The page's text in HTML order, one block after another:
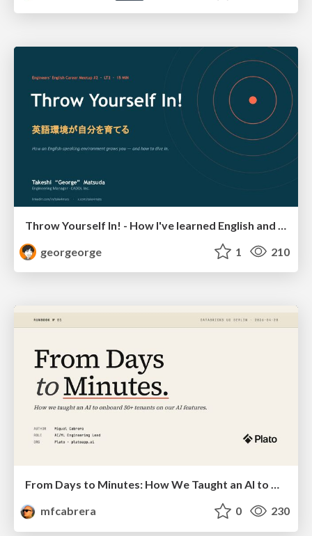
georgeorge
1 210
From Days to Minutes: How We Taught an AI to Onboard 50+ Tenants on our AI Features
mfcabrera
0 230